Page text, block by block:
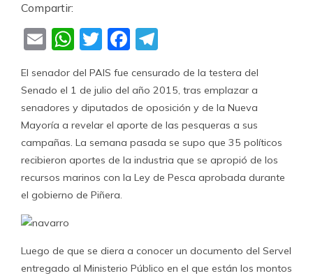
Compartir:
EmailWhatsApp
TwitterFacebook
El senador del PAIS fue censurado de la testera del
Senado el 1 de julio del año 2015, tras emplazar a
senadores y diputados de oposición y de la Nueva
Mayoría a revelar el aporte de las pesqueras a sus
campañas. La semana pasada se supo que 35 políticos
recibieron aportes de la industria que se apropió de los
recursos marinos con la Ley de Pesca aprobada durante
el gobierno de Piñera.
Luego de que se diera a conocer un documento del Servel
entregado al Ministerio Público en el que están los montos